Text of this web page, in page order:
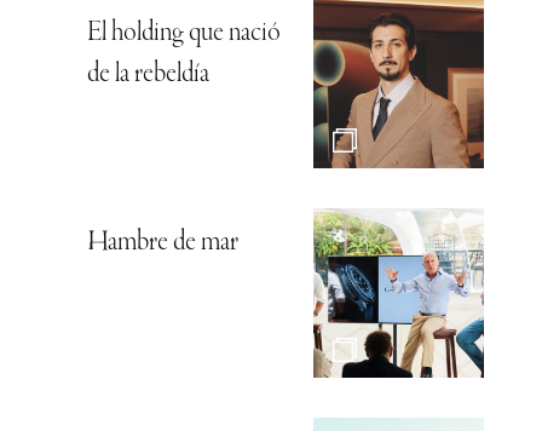
El holding que nació
de la rebeldía
Hambre de mar